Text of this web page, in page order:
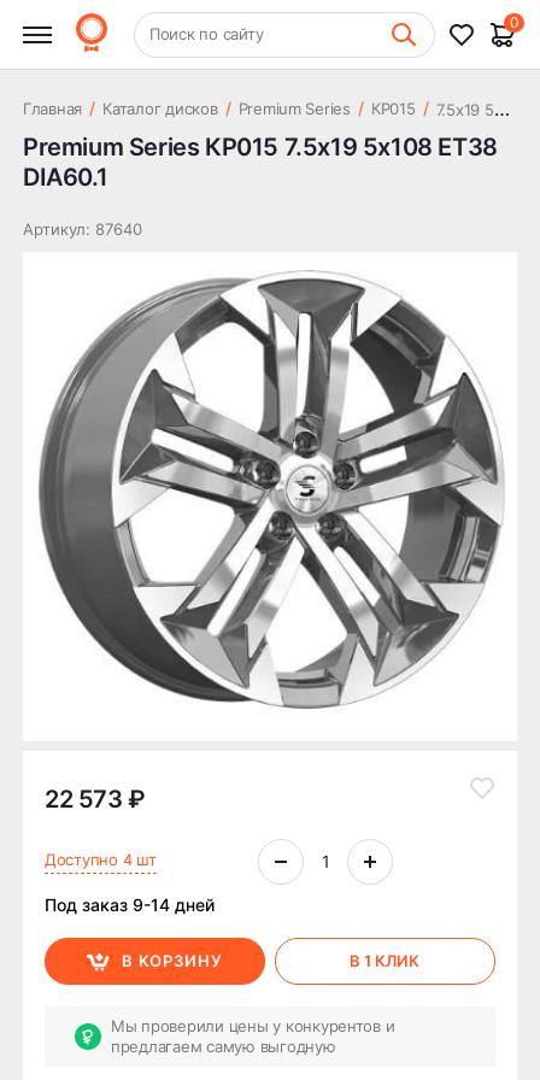
+7 (831) 261-35-35 Шиномонтаж
Поиск по сайту
0
5x108 ET38 DIA60.1
Главная / Каталог дисков / Premium Series / КР015 / 7
.5x19 5x108 ET38 DIA60.1
Premium Series КР015 7.5x19 5x108 ET38
DIA60.1
Артикул: 87640
22 573 ₽
Доступно 4 шт
Под заказ 9-14 дней
В КОРЗИНУ В 1 КЛИК
Мы проверили цены у конкурентов и
предлагаем самую выгодную